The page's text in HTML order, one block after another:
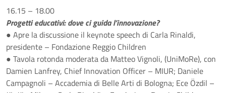
16.15 – 18.00
Progetti educativi: dove ci guida l’innovazione?
● Apre la discussione il keynote speech di Carla Rinaldi,
presidente – Fondazione Reggio Children
● Tavola rotonda moderata da Matteo Vignoli, (UniMoRe), con
Damien Lanfrey, Chief Innovation Officer – MIUR; Daniele
Campagnoli – Accademia di Belle Arti di Bologna; Ece Özdil –